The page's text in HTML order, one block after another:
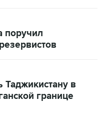
поручил
в
границе